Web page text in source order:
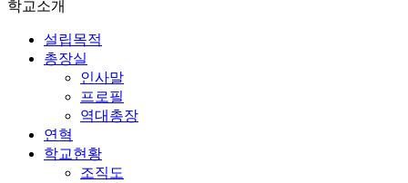
학교소개
설립목적
총장실
인사말
프로필
역대총장
연혁
학교현황
조직도